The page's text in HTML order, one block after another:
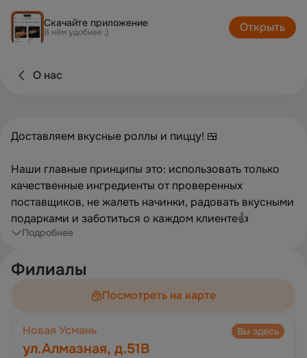
Скачайте приложение
В нём удобнее ;) Открыть
О нас
Доставляем вкусные роллы и пиццу! 🍱
Наши главные принципы это: использовать только
качественные ингредиенты от проверенных
поставщиков, не жалеть начинки, радовать вкусными
подарками и заботиться о каждом клиенте👍
Подробнее
Филиалы
Посмотреть на карте
Новая Усмань Вы здесь
ул.Алмазная, д.51В